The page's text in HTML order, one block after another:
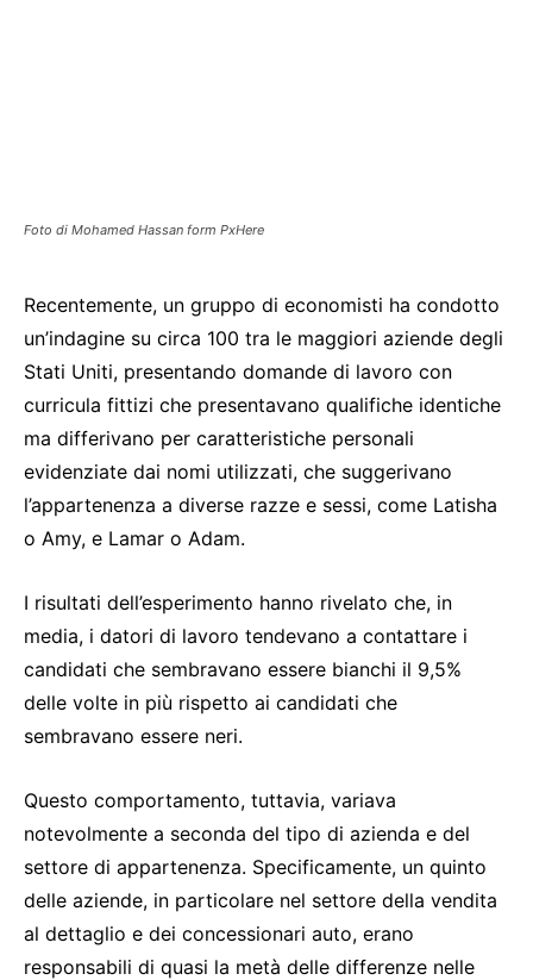
Foto di Mohamed Hassan form PxHere
Recentemente, un gruppo di economisti ha condotto
un’indagine su circa 100 tra le maggiori aziende degli
Stati Uniti, presentando domande di lavoro con
curricula fittizi che presentavano qualifiche identiche
ma differivano per caratteristiche personali
evidenziate dai nomi utilizzati, che suggerivano
l’appartenenza a diverse razze e sessi, come Latisha
o Amy, e Lamar o Adam.
I risultati dell’esperimento hanno rivelato che, in
media, i datori di lavoro tendevano a contattare i
candidati che sembravano essere bianchi il 9,5%
delle volte in più rispetto ai candidati che
sembravano essere neri.
Questo comportamento, tuttavia, variava
notevolmente a seconda del tipo di azienda e del
settore di appartenenza. Specificamente, un quinto
delle aziende, in particolare nel settore della vendita
al dettaglio e dei concessionari auto, erano
responsabili di quasi la metà delle differenze nelle